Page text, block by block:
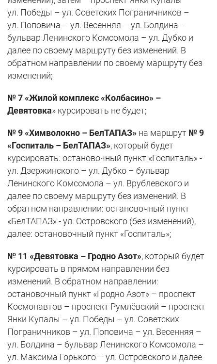
ул. Победы – ул. Советских Пограничников –
ул. Поповича – ул. Весенняя – ул. Болдина –
бульвар Ленинского Комсомола – ул. Дубко и
далее по своему маршруту без изменений. В
обратном направлении по своему маршруту без
изменений;
№ 7 «Жилой комплекс «Колбасино» –
Девятовка» курсировать не будет;
№ 9 «Химволокно – БелТАПАЗ» на маршрут № 9
«Госпиталь – БелТАПАЗ», который будет
курсировать: остановочный пункт «Госпиталь» -
ул. Дзержинского – ул. Дубко – бульвар
Ленинского Комсомола – ул. Врублевского и
далее по своему маршруту без изменений. В
обратном направлении: остановочный пункт
«БелТАПАЗ» - ул. Островского (без изменений),
далее: остановочный пункт «Госпиталь»;
№ 11 «Девятовка – Гродно Азот», который будет
курсировать в прямом направлении без
изменений. В обратном направлении:
остановочный пункт «Гродно Азот» – проспект
Космонавтов – проспект Румлёвский – проспект
Янки Купалы – ул. Победы – ул. Советских
Пограничников – ул. Поповича – ул. Весенняя –
ул. Болдина – бульвар Ленинского Комсомола –
ул. Максима Горького – ул. Островского и далее